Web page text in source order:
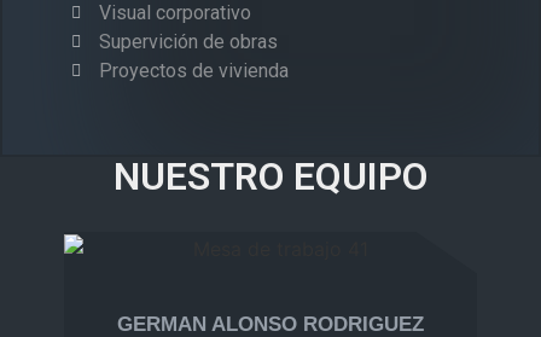
Visual corporativo
Supervición de obras
Proyectos de vivienda
NUESTRO EQUIPO
GERMAN ALONSO RODRIGUEZ